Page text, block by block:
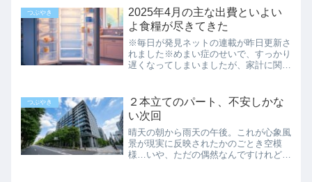
つぶやき
2025年4月の主な出費といよい
よ食糧が尽きてきた
※毎日が発見ネットの連載が昨日更新さ
れました※めまい症のせいで、すっかり
遅くなってしまいましたが、家計に関す
で…4月の主な支出■毎月の出費電気
代：5,731円（5,55...
つぶやき
２本立てのパート、不安しかな
い次回
晴天の朝から雨天の午後。これが心象風
景が現実に反映されたかのごとき空模
様…いや、ただの偶然なんですけれど